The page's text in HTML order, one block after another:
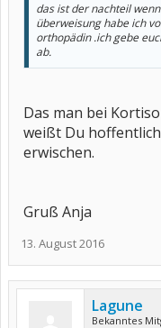
das ist der nachteil
überweisung habe ich
orthopädin .ich gebe
ab.
Das man bei
weißt Du
erwischen.
Gruß Anja
13. August 2016
Lagune
Bekanntes